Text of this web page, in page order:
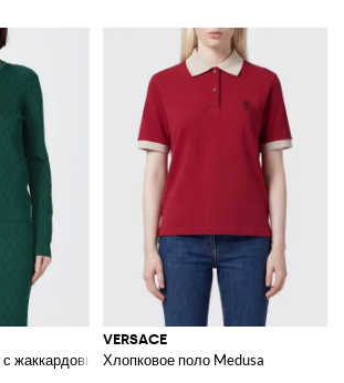
жаккардовым логотипом
VERSACE
Хлопковое поло Medusa